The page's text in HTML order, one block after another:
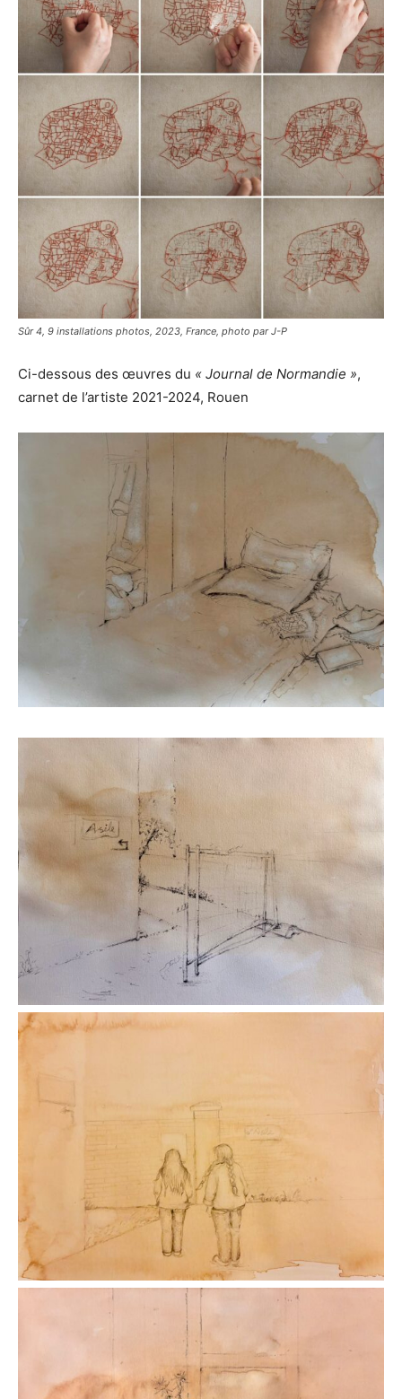
Sûr 4, 9 installations photos, 2023, France, photo par J-P
Ci-dessous des œuvres du « Journal de Normandie »,
carnet de l’artiste 2021-2024, Rouen